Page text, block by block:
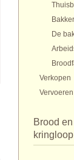
De
Verkopen
Vervoeren
Brood